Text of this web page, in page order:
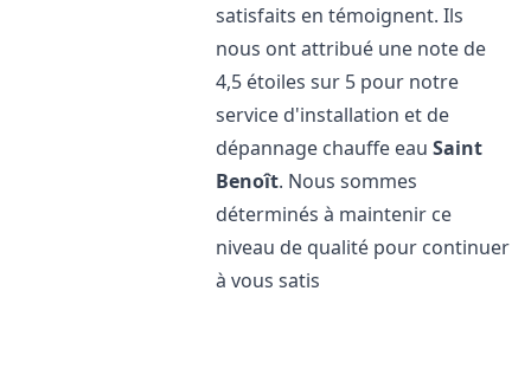
satisfaits en témoignent. Ils
nous ont attribué une note de
4,5 étoiles sur 5 pour notre
service d'installation et de
dépannage chauffe eauSaint
Benoît. Nous sommes
déterminés à maintenir ce
niveau de qualité pour continuer
à vous satis